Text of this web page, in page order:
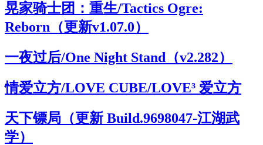
晃家骑士团：重生/Tactics Ogre:
Reborn（更新v1.07.0）
一夜过后/One Night Stand（v2.282）
情爱立方/LOVE CUBE/LOVE³ 爱立方
天下镖局（更新 Build.9698047-江湖武
学）